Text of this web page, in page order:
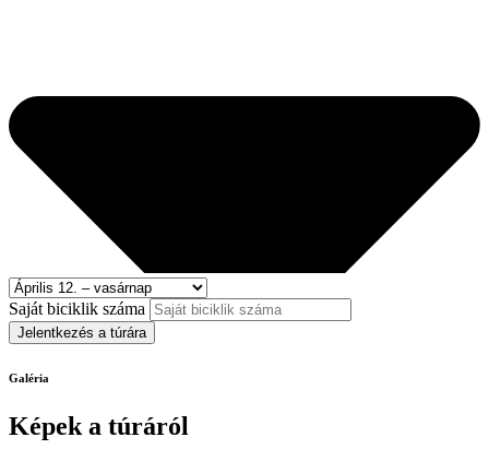
Saját biciklik száma
Jelentkezés a túrára
Galéria
Képek a túráról